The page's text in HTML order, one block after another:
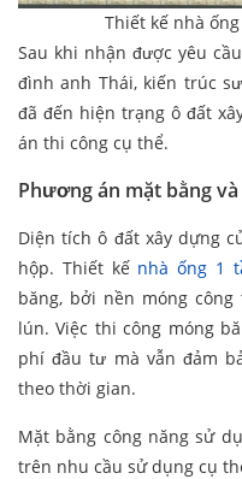
Thiết kế nhà
Sau khi nhận được yêu
đình anh Thái, kiến trúc
đã đến hiện trạng ô đất
án thi công cụ thể.
Phương án mặt bằng
Diện tích ô đất xây dựng
hộp. Thiết kế nhà ống 1
băng, bởi nền móng
lún. Việc thi công móng
phí đầu tư mà vẫn đảm
theo thời gian.
Mặt bằng công năng sử
trên nhu cầu sử dụng cụ